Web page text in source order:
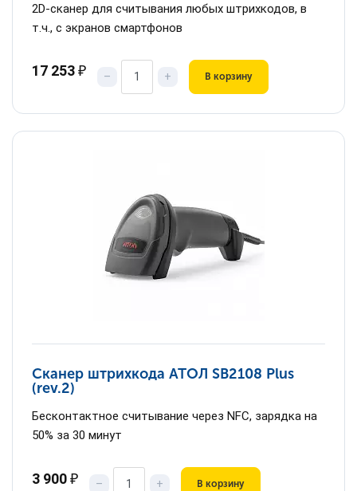
2D-сканер для считывания любых штрихкодов, в
т.ч., с экранов смартфонов
17 253₽ – + В корзину
Сканер штрихкода АТОЛ SB2108 Plus
(rev.2)
Бесконтактное считывание через NFC, зарядка на
50% за 30 минут
3 900₽ – + В корзину